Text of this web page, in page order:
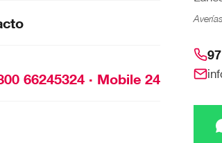
66245324 · Mobile 24